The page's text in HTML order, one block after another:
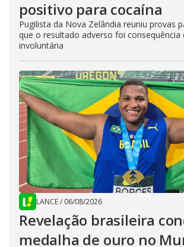
positivo para cocaína
Pugilista da Nova Zelândia reuniu provas
que o resultado adverso foi consequência
involuntária
LANCE/ 06/08/2026
Revelação brasileira
medalha de ouro no